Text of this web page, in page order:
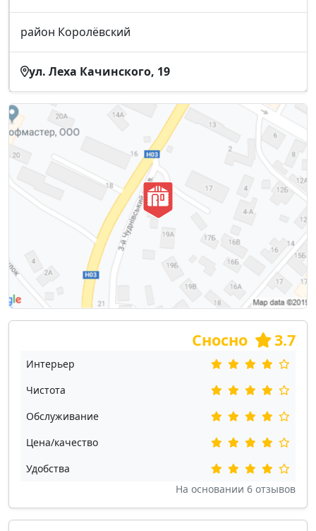
район Королёвский
ул. Леха Качинского, 19
Сносно 3.7
Интерьер
Чистота
Обслуживание
Цена/качество
Удобства
На основании 6 отзывов